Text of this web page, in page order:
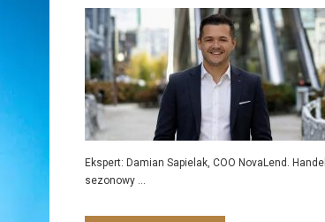
Ekspert: Damian Sapielak, COO NovaLend. Handel
sezonowy ...